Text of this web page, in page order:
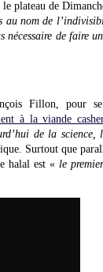
plateau de
au nom de
de faire
Fillon, pour se
à la viande casher
de la science,
Surtout que
halal est « le